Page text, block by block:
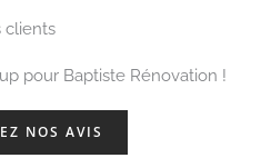
clients
pour Baptiste Rénovation !
NOS AVIS